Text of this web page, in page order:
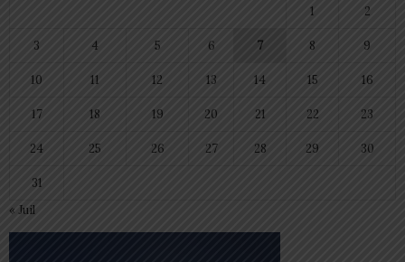
1 2
3 4 5 6 7 8 9
10 11 12 13 14 15 16
17 18 19 20 21 22 23
24 25 26 27 28 29 30
31
« Juil